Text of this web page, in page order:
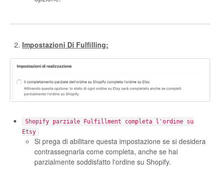
Impostazioni Di Fulfilling:
Shopify parziale Fulfillment completa l'ordine su
Etsy
Si prega di abilitare questa impostazione se si desidera
contrassegnarla come completa, anche se hai
parzialmente soddisfatto l'ordine su Shopify.